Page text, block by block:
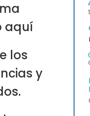
aquí
los
y